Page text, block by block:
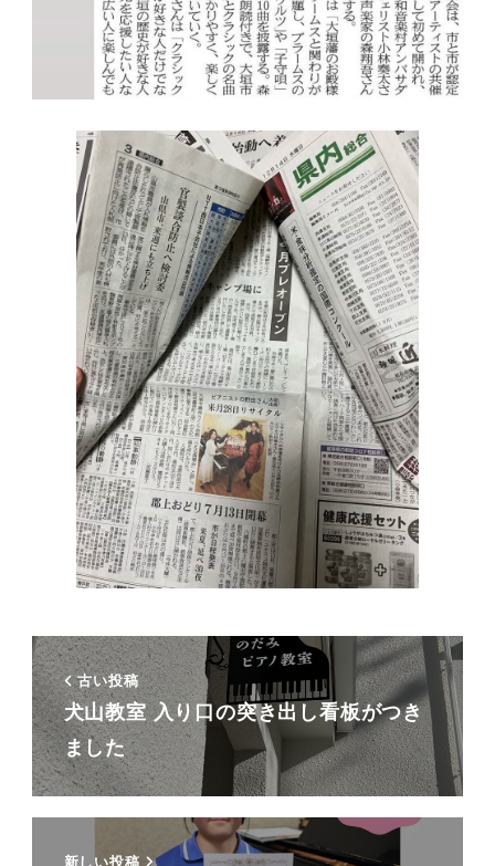
古い投稿
犬山教室 入り口の突き出し看板がつき
ました
新しい投稿